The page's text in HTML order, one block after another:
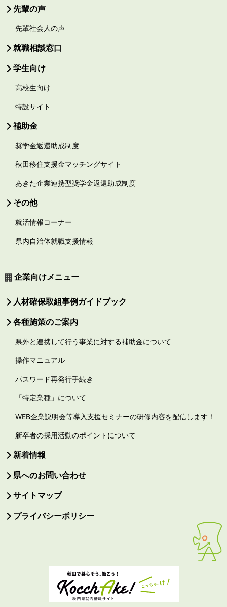
先輩の声
先輩社会人の声
就職相談窓口
学生向け
高校生向け
特設サイト
補助金
奨学金返還助成制度
秋田移住支援金マッチングサイト
あきた企業連携型奨学金返還助成制度
その他
就活情報コーナー
県内自治体就職支援情報
企業向けメニュー
人材確保取組事例ガイドブック
各種施策のご案内
県外と連携して行う事業に対する補助金について
操作マニュアル
パスワード再発行手続き
「特定業種」について
WEB企業説明会等導入支援セミナーの研修内容を配信します！
新卒者の採用活動のポイントについて
新着情報
県へのお問い合わせ
サイトマップ
プライバシーポリシー